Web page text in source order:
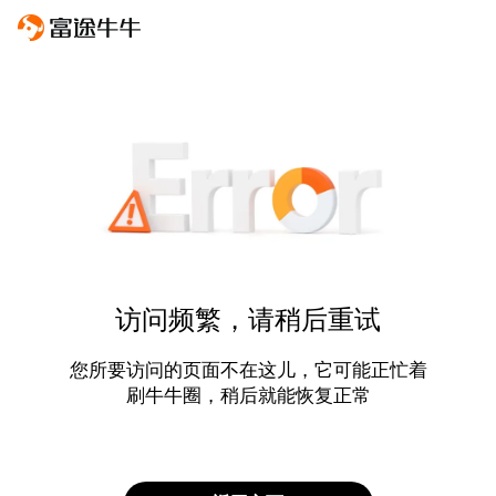
访问频繁，请稍后重试
您所要访问的页面不在这儿，它可能正忙着
刷牛牛圈，稍后就能恢复正常